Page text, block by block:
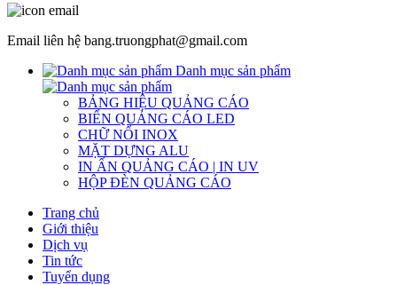
Email liên hệ bang.truongphat@gmail.com
Danh mục sản phẩm
BẢNG HIỆU QUẢNG CÁO
BIỂN QUẢNG CÁO LED
CHỮ NỔI INOX
MẶT DỰNG ALU
IN ẤN QUẢNG CÁO | IN UV
HỘP ĐÈN QUẢNG CÁO
Trang chủ
Giới thiệu
Dịch vụ
Tin tức
Tuyển dụng